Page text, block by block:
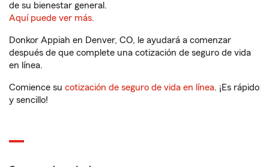
de su bienestar general.
Aquí puede ver más.
Donkor Appiah en Denver, CO, le ayudará a comenzar
después de que complete una cotización de seguro de vida
en línea.
Comience su cotización de seguro de vida en línea. ¡Es rápido
y sencillo!